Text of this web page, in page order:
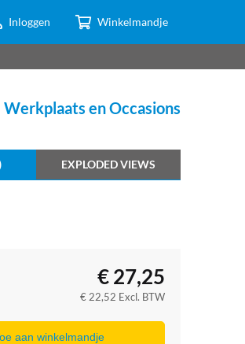
Inloggen Winkelmandje
Werkplaats en Occasions
EXPLODED VIEWS
€27,25
€ 22,52 Excl. BTW
aan winkelmandje